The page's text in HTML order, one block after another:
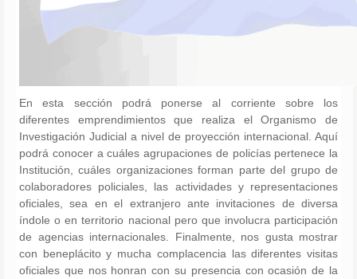
En esta sección podrá ponerse al corriente sobre los
diferentes emprendimientos que realiza el Organismo de
Investigación Judicial a nivel de proyección internacional. Aquí
podrá conocer a cuáles agrupaciones de policías pertenece la
Institución, cuáles organizaciones forman parte del grupo de
colaboradores policiales, las actividades y representaciones
oficiales, sea en el extranjero ante invitaciones de diversa
índole o en territorio nacional pero que involucra participación
de agencias internacionales. Finalmente, nos gusta mostrar
con beneplácito y mucha complacencia las diferentes visitas
oficiales que nos honran con su presencia con ocasión de la